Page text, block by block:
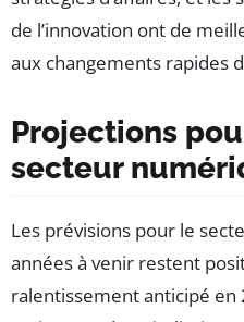
de l’innovation ont de
aux changements rapides
Projections
secteur
Les prévisions pour le
années à venir restent
ralentissement anticipé en